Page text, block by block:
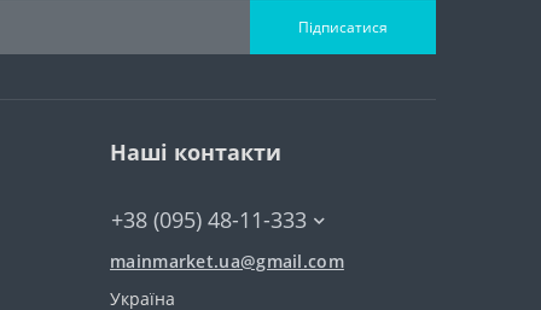
Підписатися
Наші контакти
+38 (095) 48-11-333
mainmarket.ua@gmail.com
Україна